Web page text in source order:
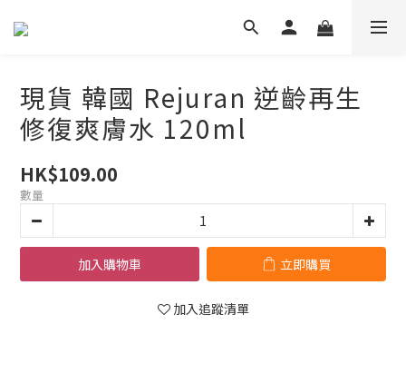
現貨 韓國 Rejuran 逆齡再生
修復爽膚水 120ml
HK$109.00
數量
加入購物車 立即購買
加入追蹤清單